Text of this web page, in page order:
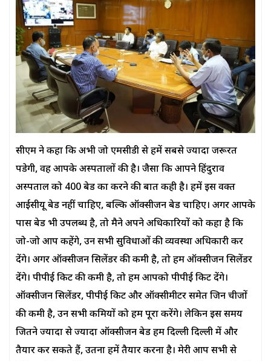
सीएम ने कहा कि अभी जो एमसीडी से हमें सबसे ज्यादा जरूरत
पडेगी, वह आपके अस्पतालों की है। जैसा कि आपने हिंदुराव
अस्पताल को 400 बेड का करने की बात कही है। हमें इस वक्त
आईसीयू बेड नहीं चाहिए, बल्कि ऑक्सीजन बेड चाहिए। अगर आपके
पास बेड भी उपलब्ध है, तो मैने अपने अधिकारियों को कहा है कि
जो-जो आप कहेंगे, उन सभी सुविधाओं की व्यवस्था अधिकारी कर
देंगे। अगर ऑक्सीजन सिलेंडर की कमी है, तो हम ऑक्सीजन सिलेंडर
देंगे। पीपीई किट की कमी है, तो हम आपको पीपीई किट देंगे।
ऑक्सीजन सिलेंडर, पीपीई किट और ऑक्सीमीटर समेत जिन चीजों
की कमी है, उन सभी कमियों को हम पूरा करेंगे। लेकिन इस समय
जितने ज्यादा से ज्यादा ऑक्सीजन बेड हम दिल्ली दिल्ली में और
तैयार कर सकते हैं, उतना हमें तैयार करना है। मेरी आप सभी से